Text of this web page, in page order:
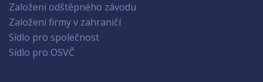
Založení odštěpného závodu
Založení firmy v zahraničí
Sídlo pro společnost
Sídlo pro OSVČ